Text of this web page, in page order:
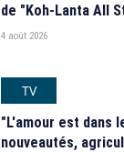
de "Koh-Lanta All
4 août 2026
TV
"L'amour est dans
nouveautés,